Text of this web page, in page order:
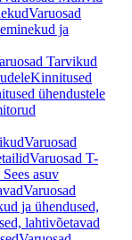
Varuosad
ja
Tarvikud
Kinnitused
ühendustele
Varuosad
Varuosad T-
asuv
Varuosad
ja ühendused,
lahtivõetavad